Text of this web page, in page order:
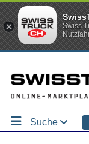
Suche
Swiss